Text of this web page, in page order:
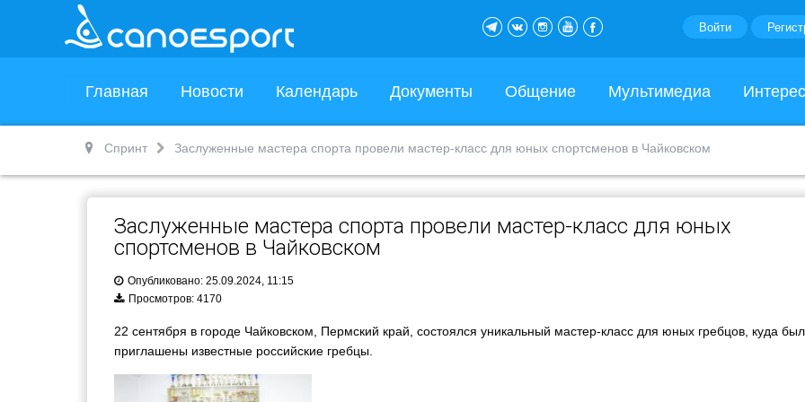
Войти
Главная Новости Календарь Документы Общение Мультимедиа
Спринт Заслуженные мастера спорта провели мастер-класс для юных спортсменов в Чайковском
Заслуженные мастера спорта провели мастер-класс для юных
спортсменов в Чайковском
Опубликовано: 25.09.2024, 11:15
Просмотров: 4170
22 сентября в городе Чайковском, Пермский край, состоялся уникальный мастер-класс для юных гребцов, куда
приглашены известные российские гребцы.